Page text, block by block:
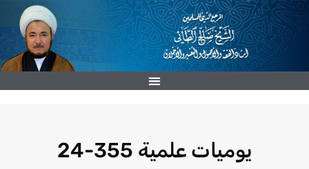
تخطي
يوميات علمية 355-24